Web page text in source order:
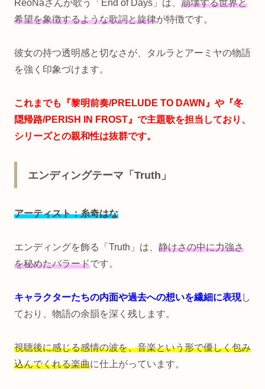
ReoNaさんが歌う「End of Days」は、 崩壊する世界と
希望を象徴するような歌詞と旋律が特徴です。
彼女の持つ透明感と切なさが、タルラとアーミヤの物語
を強く印象づけます。
これまでも『黎明前奏/PRELUDE TO DAWN』や『冬
隠帰路/PERISH IN FROST』で主題歌を担当しており、
シリーズとの親和性は抜群です。
エンディングテーマ「Truth」
アーティスト：糸奇はな
エンディングを飾る「Truth」は、 静けさの中に力強さ
を秘めたバラードです。
キャラクターたちの内面や過去への想いを繊細に表現し
ており、物語の余韻を深く残します。
視聴後に感じる感情の波を、音楽という形で優しく包み
込んでくれる楽曲に仕上がっています。